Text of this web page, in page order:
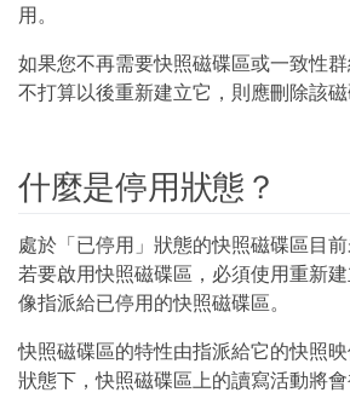
用。
如果您不再需要快照磁碟區或一致性
不打算以後重新建立它，則應刪除該磁
什麼是停用狀態？
處於「已停用」狀態的快照磁碟區目前
若要啟用快照磁碟區，必須使用重新
像指派給已停用的快照磁碟區。
快照磁碟區的特性由指派給它的快照
狀態下，快照磁碟區上的讀寫活動將會